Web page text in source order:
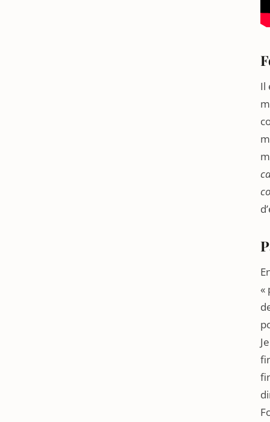
Il
«